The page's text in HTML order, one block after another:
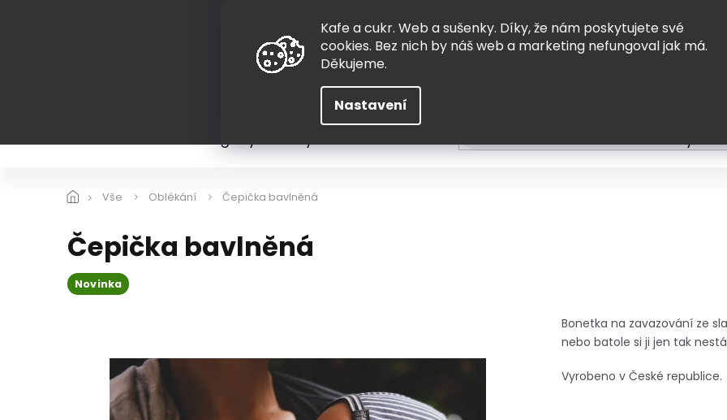
Kafe a cukr. Web a sušenky. Díky, že nám poskytujete své
cookies. Bez nich by náš web a marketing nefungoval jak má.
Děkujeme.
Nastavení
Vše Oblékání Čepička bavlněná
Čepička bavlněná
Novinka
Bonetka na zavazování ze
nebo batole si ji jen tak
Vyrobeno v České republice.